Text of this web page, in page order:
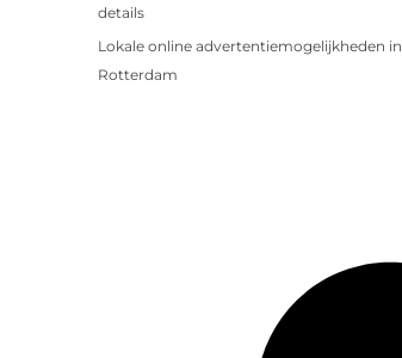
details
Lokale online advertentiemogelijkheden in
Rotterdam